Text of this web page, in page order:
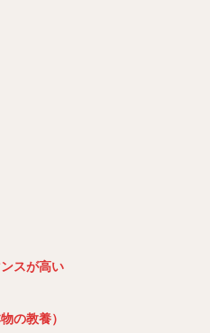
スが高い
の教養）